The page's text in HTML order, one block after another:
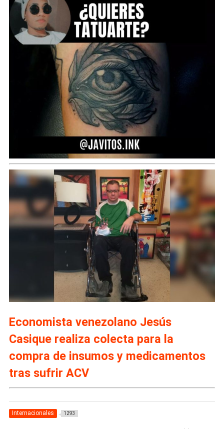
Economista venezolano Jesús
Casique realiza colecta para la
compra de insumos y medicamentos
tras sufrir ACV
Internacionales 1293